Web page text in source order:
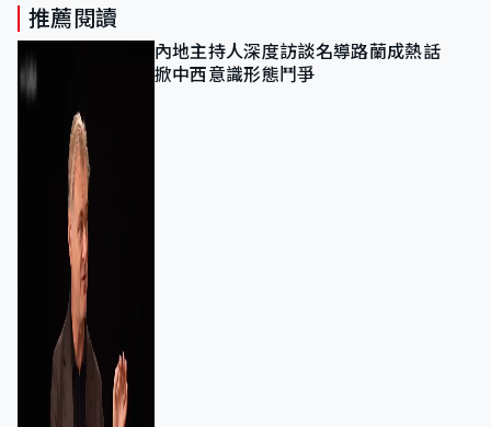
推薦閱讀
內地主持人深度訪談名導路蘭成熱話
掀中西意識形態鬥爭